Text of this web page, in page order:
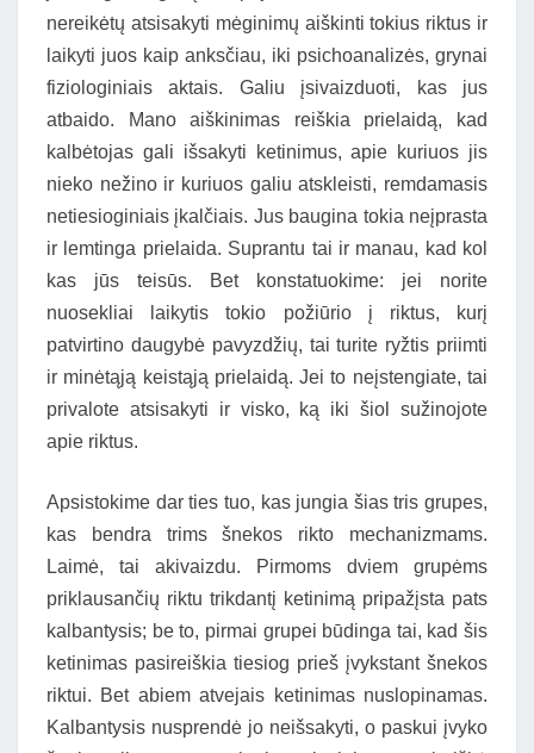
nereikėtų atsisakyti mėginimų aiškinti tokius riktus ir
laikyti juos kaip anksčiau, iki psichoanalizės, grynai
fiziologiniais aktais. Galiu įsivaizduoti, kas jus
atbaido. Mano aiškinimas reiškia prielaidą, kad
kalbėtojas gali išsakyti ketinimus, apie kuriuos jis
nieko nežino ir kuriuos galiu atskleisti, remdamasis
netiesioginiais įkalčiais. Jus baugina tokia neįprasta
ir lemtinga prielaida. Suprantu tai ir manau, kad kol
kas jūs teisūs. Bet konstatuokime: jei norite
nuosekliai laikytis tokio požiūrio į riktus, kurį
patvirtino daugybė pavyzdžių, tai turite ryžtis priimti
ir minėtąją keistąją prielaidą. Jei to neįstengiate, tai
privalote atsisakyti ir visko, ką iki šiol sužinojote
apie riktus.
Apsistokime dar ties tuo, kas jungia šias tris grupes,
kas bendra trims šnekos rikto mechanizmams.
Laimė, tai akivaizdu. Pirmoms dviem grupėms
priklausančių riktu trikdantį ketinimą pripažįsta pats
kalbantysis; be to, pirmai grupei būdinga tai, kad šis
ketinimas pasireiškia tiesiog prieš įvykstant šnekos
riktui. Bet abiem atvejais ketinimas nuslopinamas.
Kalbantysis nusprendė jo neišsakyti, o paskui įvyko